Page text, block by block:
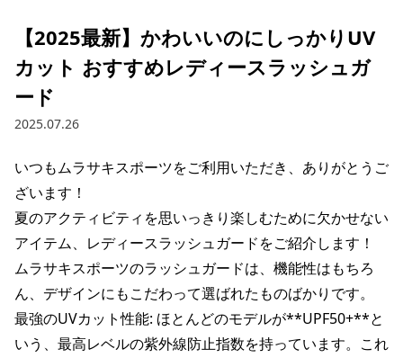
ムラサキスポーツ 公式アプリ
ポイント・クーポンもこのアプリで！
【2025最新】かわいいのにしっかりUV
カット おすすめレディースラッシュガ
ード
2025.07.26
いつもムラサキスポーツをご利用いただき、ありがとうご
ざいます！
夏のアクティビティを思いっきり楽しむために欠かせない
アイテム、レディースラッシュガードをご紹介します！
ムラサキスポーツのラッシュガードは、機能性はもちろ
ん、デザインにもこだわって選ばれたものばかりです。
最強のUVカット性能: ほとんどのモデルが**UPF50+**と
いう、最高レベルの紫外線防止指数を持っています。これ